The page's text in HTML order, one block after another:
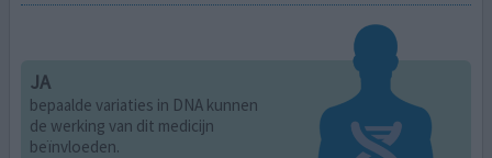
JA
bepaalde variaties in DNA kunnen
de werking van dit medicijn
beïnvloeden.